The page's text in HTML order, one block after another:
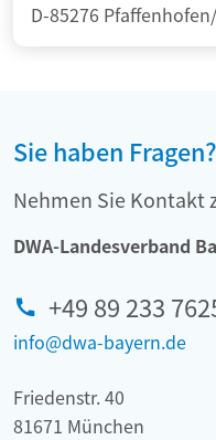
D-85276
Sie haben Fragen?
Nehmen Sie Kontakt
DWA-Landesverband
+49 89 233
info@dwa-bayern.de
Friedenstr. 40
81671 München